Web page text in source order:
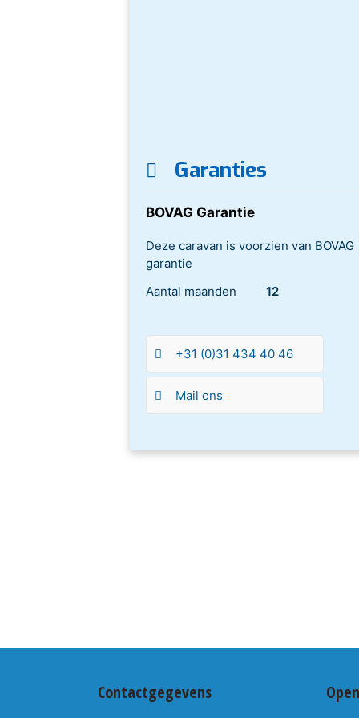
Garanties
BOVAG Garantie
Deze caravan is voorzien van BOVAG
garantie
Aantal maanden
12
+31 (0)31 434 40 46
Mail ons
Contactgegevens